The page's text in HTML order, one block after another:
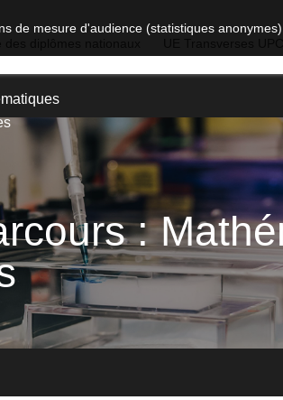
de mesure d'audience (statistiques anonymes).
: